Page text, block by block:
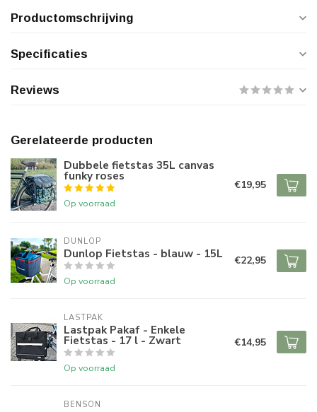
Productomschrijving
Specificaties
Reviews
Gerelateerde producten
Dubbele fietstas 35L canvas
funky roses
Op voorraad
€19,95
DUNLOP
Dunlop Fietstas - blauw - 15L
Op voorraad
€22,95
LASTPAK
Lastpak Pakaf - Enkele
Fietstas - 17 l - Zwart
Op voorraad
€14,95
BENSON